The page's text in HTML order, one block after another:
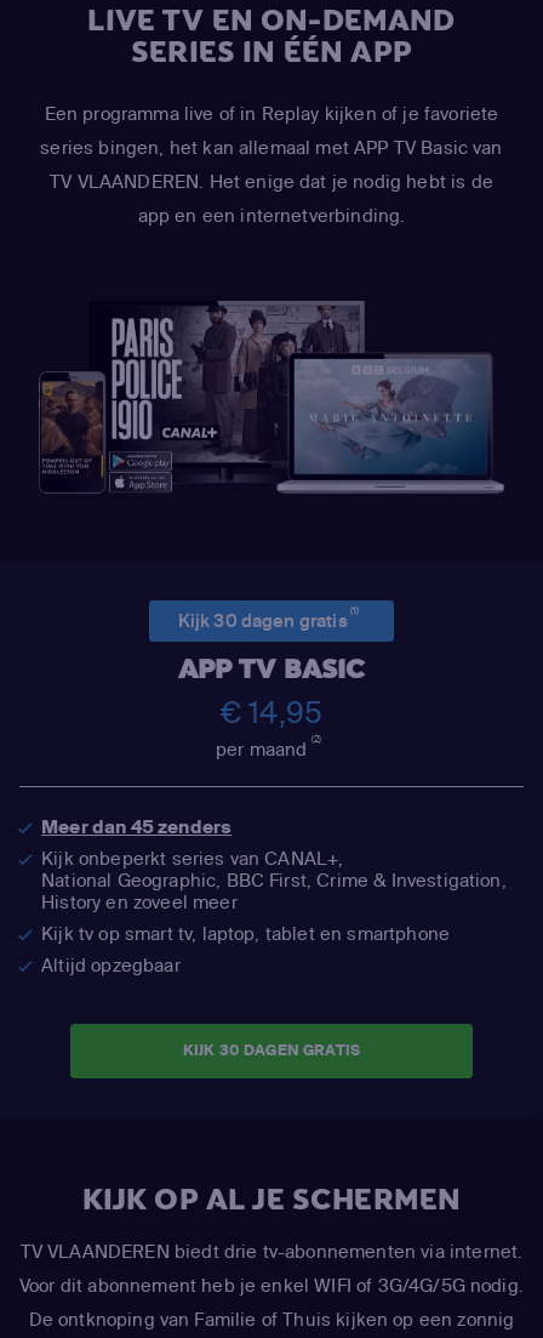
LIVE TV EN ON-DEMAND
SERIES IN ÉÉN APP
Een programma live of in Replay kijken of je favoriete
series bingen, het kan allemaal met APP TV Basic van
TV VLAANDEREN. Het enige dat je nodig hebt is de
app en een internetverbinding.
Kijk 30 dagen gratis(1)
APP TV BASIC
€ 14,95
per maand(2)
Meer dan 45 zenders
Kijk onbeperkt series van CANAL+,
National Geographic, BBC First, Crime & Investigation,
History en zoveel meer
Kijk tv op smart tv, laptop, tablet en smartphone
Altijd opzegbaar
KIJK 30 DAGEN GRATIS
KIJK OP AL JE SCHERMEN
TV VLAANDEREN biedt drie tv-abonnementen via internet.
Voor dit abonnement heb je enkel WIFI of 3G/4G/5G nodig.
De ontknoping van Familie of Thuis kijken op een zonnig